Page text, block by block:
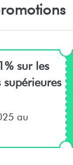
sur les
supérieures
au